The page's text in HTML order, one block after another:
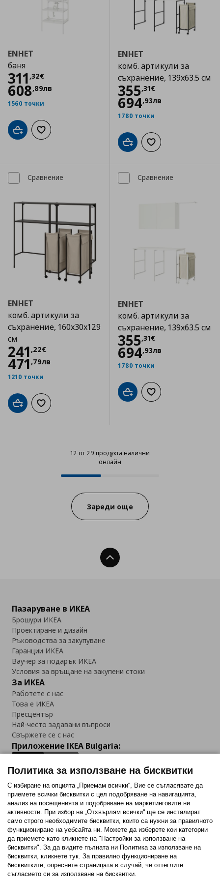
ENHET
баня
311 ,32€
Цена
608,89лв
1560 точки
Добави в кошницата
Добави към списъка с любими
ENHET
комб. артикули за
съхранение, 139x63.5 см
355,31€
Цена
694,93лв
1780 точки
Добави в кошницата
Добави към
Сравнение
ENHET
комб. артикули за
съхранение, 160x30x129
см
241 ,22€
Цена
471 ,79лв
1210 точки
Добави в кошницата
Добави към списъка с любими
Сравнение
ENHET
комб. артикули за
съхранение, 139x63.5 см
355,31€
Цена
694,93лв
1780 точки
Добави в кошницата
Добави към
12 от 29 продукта налични
онлайн
12 от 29 продукта налични
Progress:
Зареди още
Нагоре
Пазаруване в ИКЕА
Брошури ИКЕА
Проектиране и дизайн
Ръководства за закупуване
Гаранции ИКЕА
Ваучер за подарък ИКЕА
Условия за връщане на закупени стоки
За ИКЕА
Работете с нас
Това е ИКЕА
Пресцентър
Най-често задавани въпроси
Свържете се с нас
Приложение IKEA Bulgaria:
Последвайте ни:
FacebookTwitterYoutubePinterestInstagram
Политика за използване на бисквитки (Cookies)
Политика за използване на бисквитки
С избиране на опцията „Приемам всички“, Вие се съгласявате да
приемете всички бисквитки с цел подобряване на навигацията,
анализ на посещенията и подобряване на маркетинговите ни
активности. При избор на „Отхвърлям всички“ ще се инсталират
само строго необходимитe бисквитки, които са нужни за правилното
функциониране на уебсайта ни. Можете да изберете кои категории
да приемете като кликнете на "Настройки за използване на
бисквитки". За да видите пълната ни Политика за използване на
бисквитки, кликнете тук. За правилно функциониране на
бисквитките, опреснете страницата в случай, че оттеглите
съгласието си за използване на бисквитки.